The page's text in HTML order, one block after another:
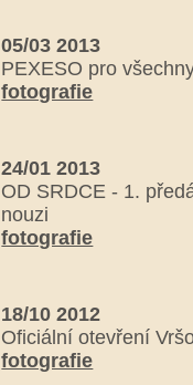
05/03 2013
PEXESO pro
fotografie
24/01 2013
OD SRDCE - 1.
nouzi
fotografie
18/10 2012
Oficiální otevření
fotografie